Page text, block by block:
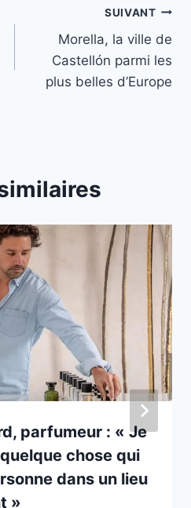
SUIVANT
Morella, la ville de
Castellón parmi les
plus belles d’Europe
parfumeur : « Je
chose qui
dans un lieu
»